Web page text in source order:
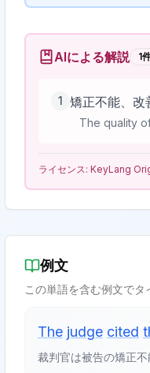
AIによる解説 1
1 矯正不能、改
The quality
ライセンス: KeyLang
例文
この単語を含む例文で
The judge cited
裁判官は被告の矯正不